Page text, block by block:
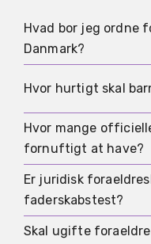
Hvad bor jeg ordne
Danmark?
Det forste er
plads. Derefter
de vigtigste ydelser.
Hvor hurtigt skal
Det vigtigste er ikke
klaret uden at
registrering er
meget lettere.
Hvor mange
fornuftigt at have?
Der findes ikke ét
Det mest fornuftige
har brug for til
Er juridisk
faderskabstest?
Nej. Juridisk
Skal ugifte